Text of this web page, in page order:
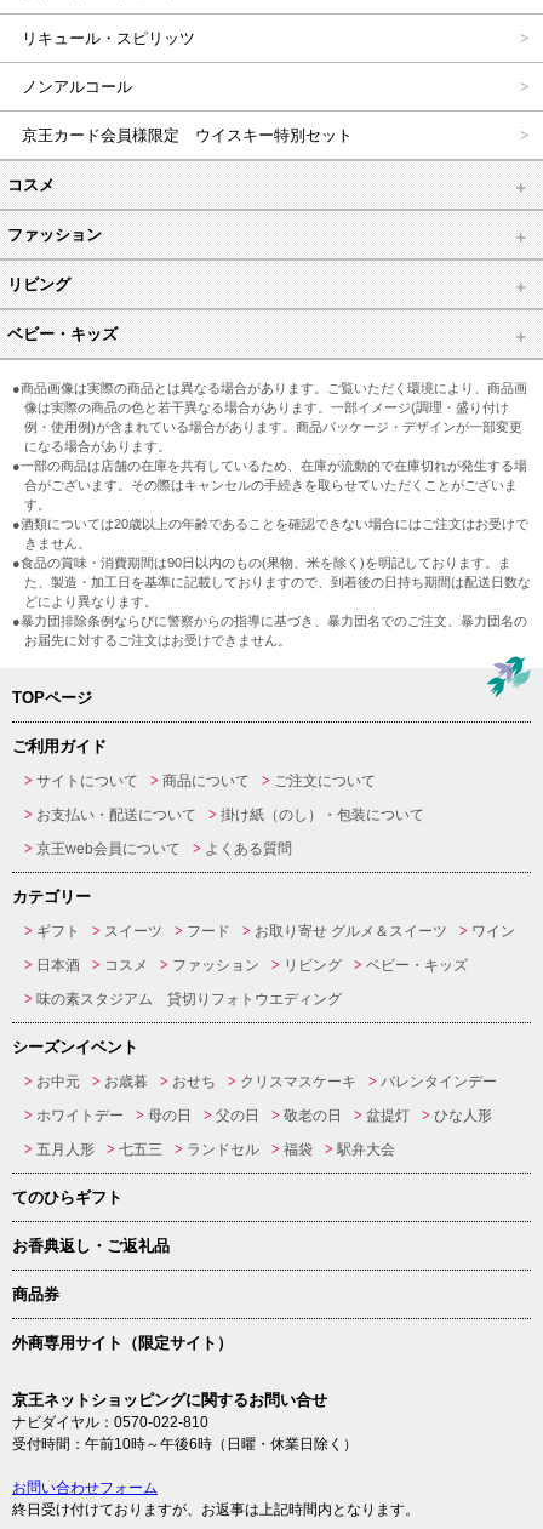
リキュール・スピリッツ
ノンアルコール
京王カード会員様限定 ウイスキー特別セット
コスメ
ファッション
リビング
ベビー・キッズ
●商品画像は実際の商品とは異なる場合があります。ご覧いただく環境により、商品画
像は実際の商品の色と若干異なる場合があります。一部イメージ(調理・盛り付け
例・使用例)が含まれている場合があります。商品パッケージ・デザインが一部変更
になる場合があります。
●一部の商品は店舗の在庫を共有しているため、在庫が流動的で在庫切れが発生する場
合がございます。その際はキャンセルの手続きを取らせていただくことがございま
す。
●酒類については20歳以上の年齢であることを確認できない場合にはご注文はお受けで
きません。
●食品の賞味・消費期間は90日以内のもの(果物、米を除く)を明記しております。ま
た、製造・加工日を基準に記載しておりますので、到着後の日持ち期間は配送日数な
どにより異なります。
●暴力団排除条例ならびに警察からの指導に基づき、暴力団名でのご注文、暴力団名の
お届先に対するご注文はお受けできません。
TOPページ
ご利用ガイド
サイトについて 商品について
ご注文について
お支払い・配送について
掛け紙（のし）・包装について
京王web会員について
よくある質問
カテゴリー
ギフト スイーツ フード お取り寄せ グルメ＆スイーツ
ワイン
日本酒
コスメ ファッション リビング
ベビー・キッズ
味の素スタジアム 貸切りフォトウエディング
シーズンイベント
お中元 お歳暮 おせち クリスマスケーキ
バレンタインデー
ホワイトデー
母の日 父の日 敬老の日 盆提灯
ひな人形
五月人形
七五三 ランドセル 福袋 駅弁大会
てのひらギフト
お香典返し・ご返礼品
商品券
外商専用サイト（限定サイト）
京王ネットショッピングに関するお問い合せ
ナビダイヤル：0570-022-810
受付時間：午前10時～午後6時（日曜・休業日除く）
お問い合わせフォーム
終日受け付けておりますが、お返事は上記時間内となります。